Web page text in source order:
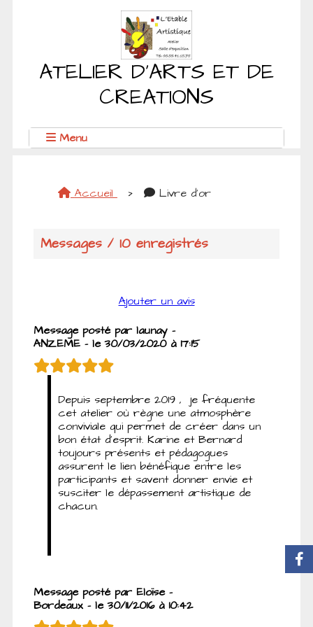
ATELIER D'ARTS ET DE
CREATIONS
Menu
Accueil > Livre d'or
Messages / 10 enregistrés
Ajouter un avis
Message posté par launay -
ANZEME - le 30/03/2020 à 17:15
Depuis septembre 2019 , je fréquente
cet atelier où règne une atmosphère
conviviale qui permet de créer dans un
bon état d'esprit. Karine et Bernard
toujours présents et pédagogues
assurent le lien bénéfique entre les
participants et savent donner envie et
susciter le dépassement artistique de
chacun.
Message posté par Eloïse -
Bordeaux - le 30/11/2016 à 10:42